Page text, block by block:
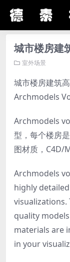
城市楼房建
室外场景
城市楼房建筑
Archmodels
Archmodels
型，每个楼房
图材质，C4D/
Archmodels
highly
quality
materials are
in your